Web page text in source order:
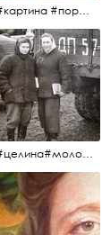
#картина #портрет #живопись #апельсиновоедерево # девушка #улыбка #изобилие #плодородие #painting #portrait #abundance #fertility #orangetree #aplgallery
#целина#молодёжьнацелине#комсомолки#50тыегода #50тые#СССР